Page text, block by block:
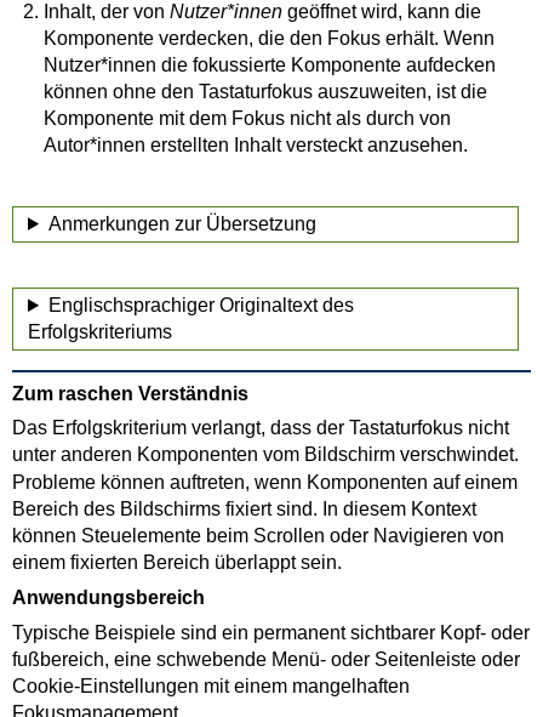
Inhalt, der von Nutzer*innengeöffnet wird, kann die
Komponente verdecken, die den Fokus erhält. Wenn
Nutzer*innen die fokussierte Komponente aufdecken
können ohne den Tastaturfokus auszuweiten, ist die
Komponente mit dem Fokus nicht als durch von
Autor*innen erstellten Inhalt versteckt anzusehen.
Anmerkungen zur Übersetzung
Englischsprachiger Originaltext des
Erfolgskriteriums
Zum raschen Verständnis
Das Erfolgskriterium verlangt, dass der Tastaturfokus nicht
unter anderen Komponenten vom Bildschirm verschwindet.
Probleme können auftreten, wenn Komponenten auf einem
Bereich des Bildschirms fixiert sind. In diesem Kontext
können Steuelemente beim Scrollen oder Navigieren von
einem fixierten Bereich überlappt sein.
Anwendungsbereich
Typische Beispiele sind ein permanent sichtbarer Kopf- oder
fußbereich, eine schwebende Menü- oder Seitenleiste oder
Cookie-Einstellungen mit einem mangelhaften
Fokusmanagement.